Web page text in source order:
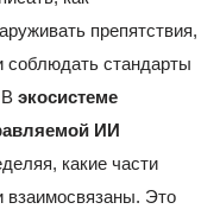
препятствия,
соблюдать стандарты
В экосистеме
ИИ
какие части
взаимосвязаны. Это